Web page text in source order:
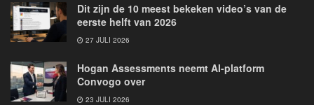
Dit zijn de 10 meest bekeken video’s van de
eerste helft van 2026
27 JULI 2026
Hogan Assessments neemt AI-platform
Convogo over
23 JULI 2026